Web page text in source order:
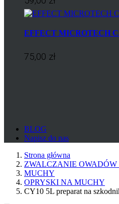
EFFECT MICROTECH
75,00 zł
BLOG
Napisz do nas
Strona główna
ZWALCZANIE
MUCHY
OPRYSKI NA MUCHY
CY10 5L preparat na